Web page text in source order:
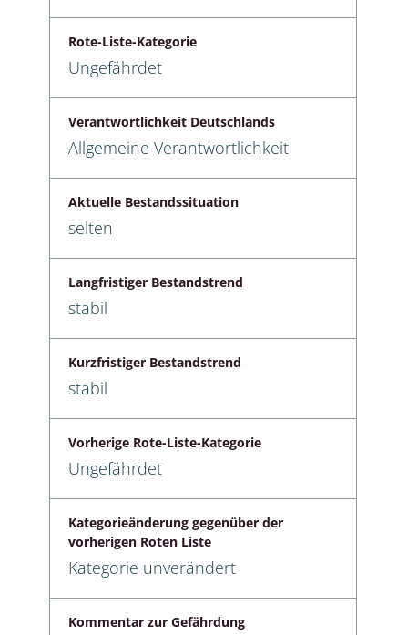
Rote-Liste-Kategorie
Ungefährdet
Verantwortlichkeit Deutschlands
Allgemeine Verantwortlichkeit
Aktuelle Bestandssituation
selten
Langfristiger Bestandstrend
stabil
Kurzfristiger Bestandstrend
stabil
Vorherige Rote-Liste-Kategorie
Ungefährdet
Kategorieänderung gegenüber der
vorherigen Roten Liste
Kategorie unverändert
Kommentar zur Gefährdung